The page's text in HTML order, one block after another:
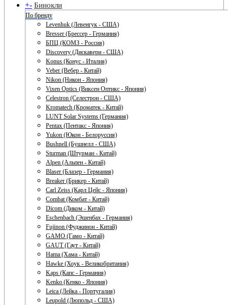
+- Бинокли
По бренду
Levenhuk (Левенгук - США)
Bresser (Брессер - Германия)
БПЦ (КОМЗ - Россия)
Discovery (Дискавери - США)
Konus (Конус - Италия)
Veber (Вебер - Китай)
Nikon (Никон - Япония)
Vixen Optics (Виксен Оптикс - Япония)
Celestron (Селестрон - США)
Kromatech (Кроматек - Китай)
LUNT Solar Systems (Германия)
Pentax (Пентакс - Япония)
Yukon (Юкон - Белоруссия)
Bushnell (Бушнелл - США)
Sturman (Штурман - Китай)
Alpen (Альпен - Китай)
Blaser (Блазер - Германия)
Breaker (Брикер - Китай)
Carl Zeiss (Карл Цейс - Япония)
Combat (Комбат - Китай)
Dicom (Диком - Китай)
Eschenbach (Эшенбах - Германия)
Fujinon (Фуджинон - Китай)
GAMO (Гамо - Китай)
GAUT (Гаут - Китай)
Hama (Хама - Китай)
Hawke (Хоук - Великобритания)
Kaps (Капс - Германия)
Kenko (Кенко - Япония)
Leica (Лейка - Португалия)
Leupold (Люпольд - США)